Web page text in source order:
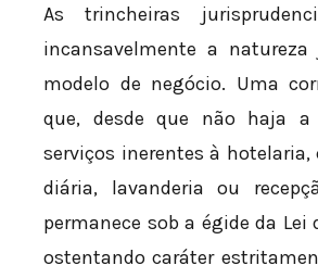
As trincheiras
incansavelmente a natureza
modelo de negócio. Uma
que, desde que não haja a
serviços inerentes à
diária, lavanderia ou
permanece sob a égide da
ostentando caráter